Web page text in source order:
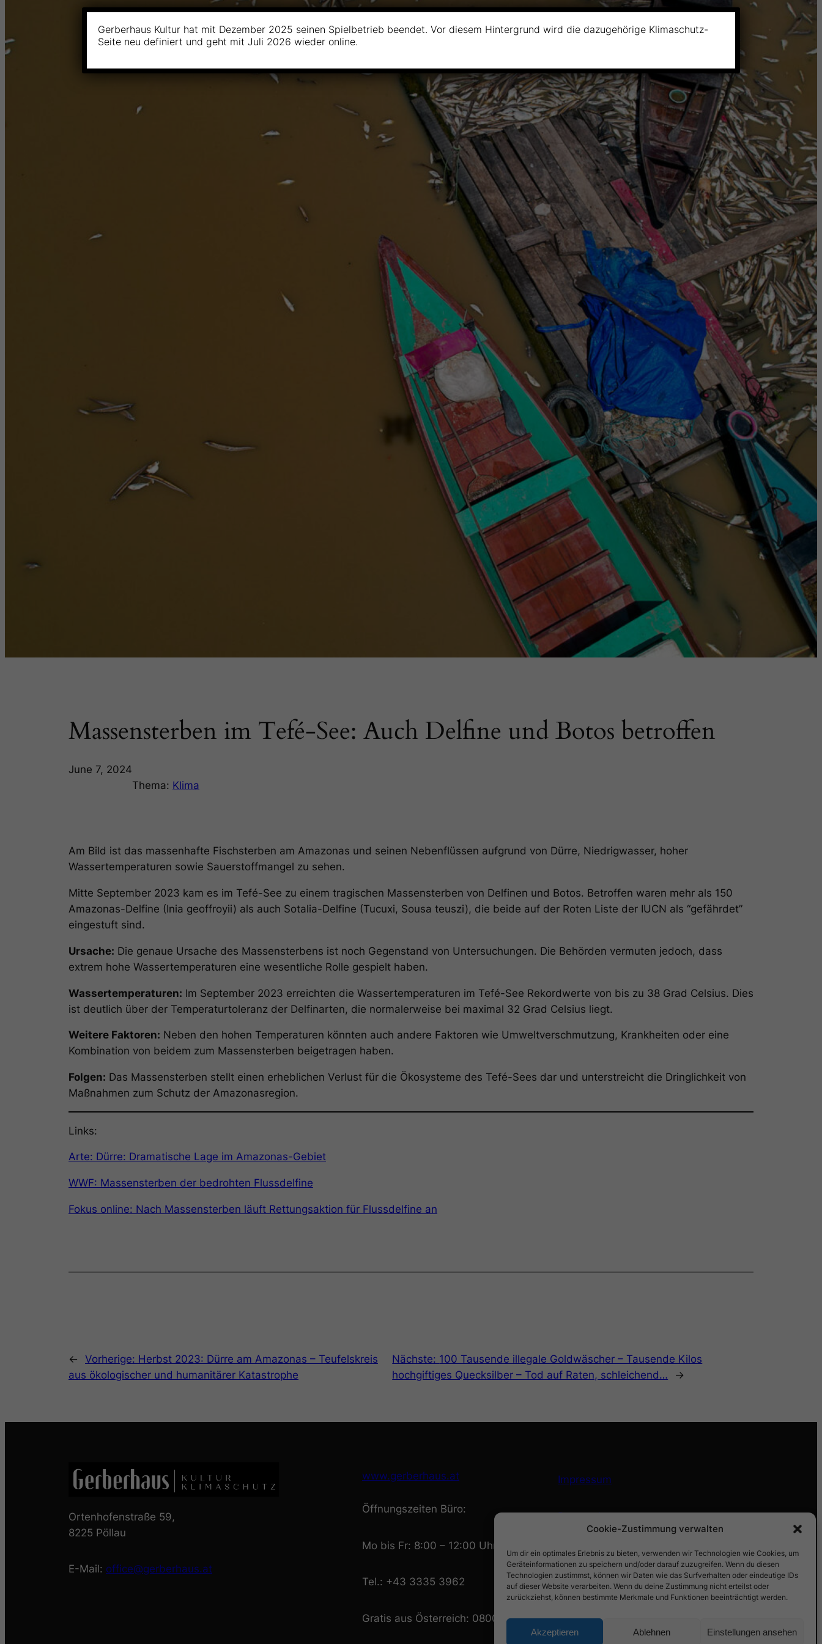
Cookie-Zustimmung verwalten
Um dir ein optimales Erlebnis zu bieten, verwenden wir Technologien wie Cookies, um
Geräteinformationen zu speichern und/oder darauf zuzugreifen. Wenn du diesen
Technologien zustimmst, können wir Daten wie das Surfverhalten oder eindeutige IDs
auf dieser Website verarbeiten. Wenn du deine Zustimmung nicht erteilst oder
zurückziehst, können bestimmte Merkmale und Funktionen beeinträchtigt werden.
Akzeptieren Ablehnen Einstellungen ansehen
Massensterben im Tefé-See: Auch Delfine und Botos betroffen
June 7, 2024
Thema: Klima
Am Bild ist das massenhafte Fischsterben am Amazonas und seinen Nebenflüssen aufgrund von Dürre, Niedrigwasser, hoher
Wassertemperaturen sowie Sauerstoffmangel zu sehen.
Mitte September 2023 kam es im Tefé-See zu einem tragischen Massensterben von Delfinen und Botos. Betroffen waren mehr als 150
Amazonas-Delfine (Inia geoffroyii) als auch Sotalia-Delfine (Tucuxi, Sousa teuszi), die beide auf der Roten Liste der IUCN als “gefährdet”
eingestuft sind.
Ursache: Die genaue Ursache des Massensterbens ist noch Gegenstand von Untersuchungen. Die Behörden vermuten jedoch, dass
extrem hohe Wassertemperaturen eine wesentliche Rolle gespielt haben.
Wassertemperaturen: Im September 2023 erreichten die Wassertemperaturen im Tefé-See Rekordwerte von bis zu 38 Grad Celsius. Dies
ist deutlich über der Temperaturtoleranz der Delfinarten, die normalerweise bei maximal 32 Grad Celsius liegt.
Weitere Faktoren: Neben den hohen Temperaturen könnten auch andere Faktoren wie Umweltverschmutzung, Krankheiten oder eine
Kombination von beidem zum Massensterben beigetragen haben.
Folgen: Das Massensterben stellt einen erheblichen Verlust für die Ökosysteme des Tefé-Sees dar und unterstreicht die Dringlichkeit von
Maßnahmen zum Schutz der Amazonasregion.
Links:
Arte: Dürre: Dramatische Lage im Amazonas-Gebiet
WWF: Massensterben der bedrohten Flussdelfine
Fokus online: Nach Massensterben läuft Rettungsaktion für Flussdelfine an
← Vorherige: Herbst 2023: Dürre am Amazonas – Teufelskreis
aus ökologischer und humanitärer Katastrophe
Nächste: 100 Tausende illegale Goldwäscher – Tausende Kilos
hochgiftiges Quecksilber – Tod auf Raten, schleichend…
→
Ortenhofenstraße 59,
8225 Pöllau
E-Mail: office@gerberhaus.at
www.gerberhaus.at
Öffnungszeiten Büro:
Mo bis Fr: 8:00 – 12:00 Uhr
Tel.: +43 3335 3962
Gratis aus Österreich: 0800 608 618
Impressum
Datenschutz
Gerberhaus Kultur hat mit Dezember 2025 seinen Spielbetrieb beendet. Vor diesem Hintergrund wird die dazugehörige Klimaschutz-
Seite neu definiert und geht mit Juli 2026 wieder online.